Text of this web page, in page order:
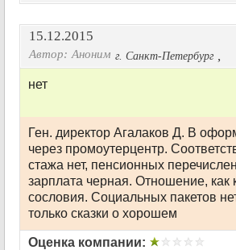
15.12.2015
Автор: Аноним ,
г. Санкт-Петербург
нет
Ген. директор Агалаков Д. В
через промоутерцентр.
стажа нет, пенсионных
зарплата черная. Отношение, как
сословия. Социальных пакетов
только сказки о хорошем
Оценка компании: